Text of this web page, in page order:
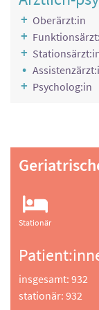
Klinische
Reha-Pflege
Physikalische
Ernährung
Oberärzt:in
Psycholog:in
Stationär
insgesamt: 932
stationär: 932